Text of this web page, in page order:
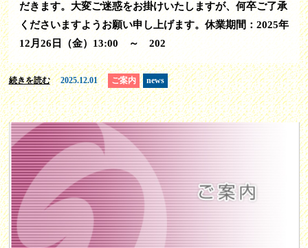
だきます。大変ご迷惑をお掛けいたしますが、何卒ご了承
くださいますようお願い申し上げます。休業期間：2025年
12月26日（金）13:00 ～ 202
続きを読む 2025.12.01 ご案内 news